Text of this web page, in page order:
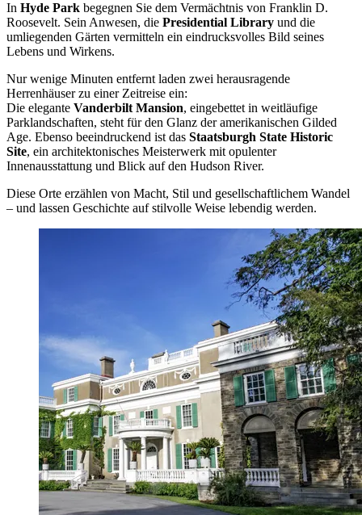
In Hyde Park begegnen Sie dem Vermächtnis von Franklin D.
Roosevelt. Sein Anwesen, die Presidential Library und die
umliegenden Gärten vermitteln ein eindrucksvolles Bild seines
Lebens und Wirkens.
Nur wenige Minuten entfernt laden zwei herausragende
Herrenhäuser zu einer Zeitreise ein:
Die elegante Vanderbilt Mansion, eingebettet in weitläufige
Parklandschaften, steht für den Glanz der amerikanischen Gilded
Age. Ebenso beeindruckend ist das Staatsburgh State Historic
Site, ein architektonisches Meisterwerk mit opulenter
Innenausstattung und Blick auf den Hudson River.
Diese Orte erzählen von Macht, Stil und gesellschaftlichem Wandel
– und lassen Geschichte auf stilvolle Weise lebendig werden.